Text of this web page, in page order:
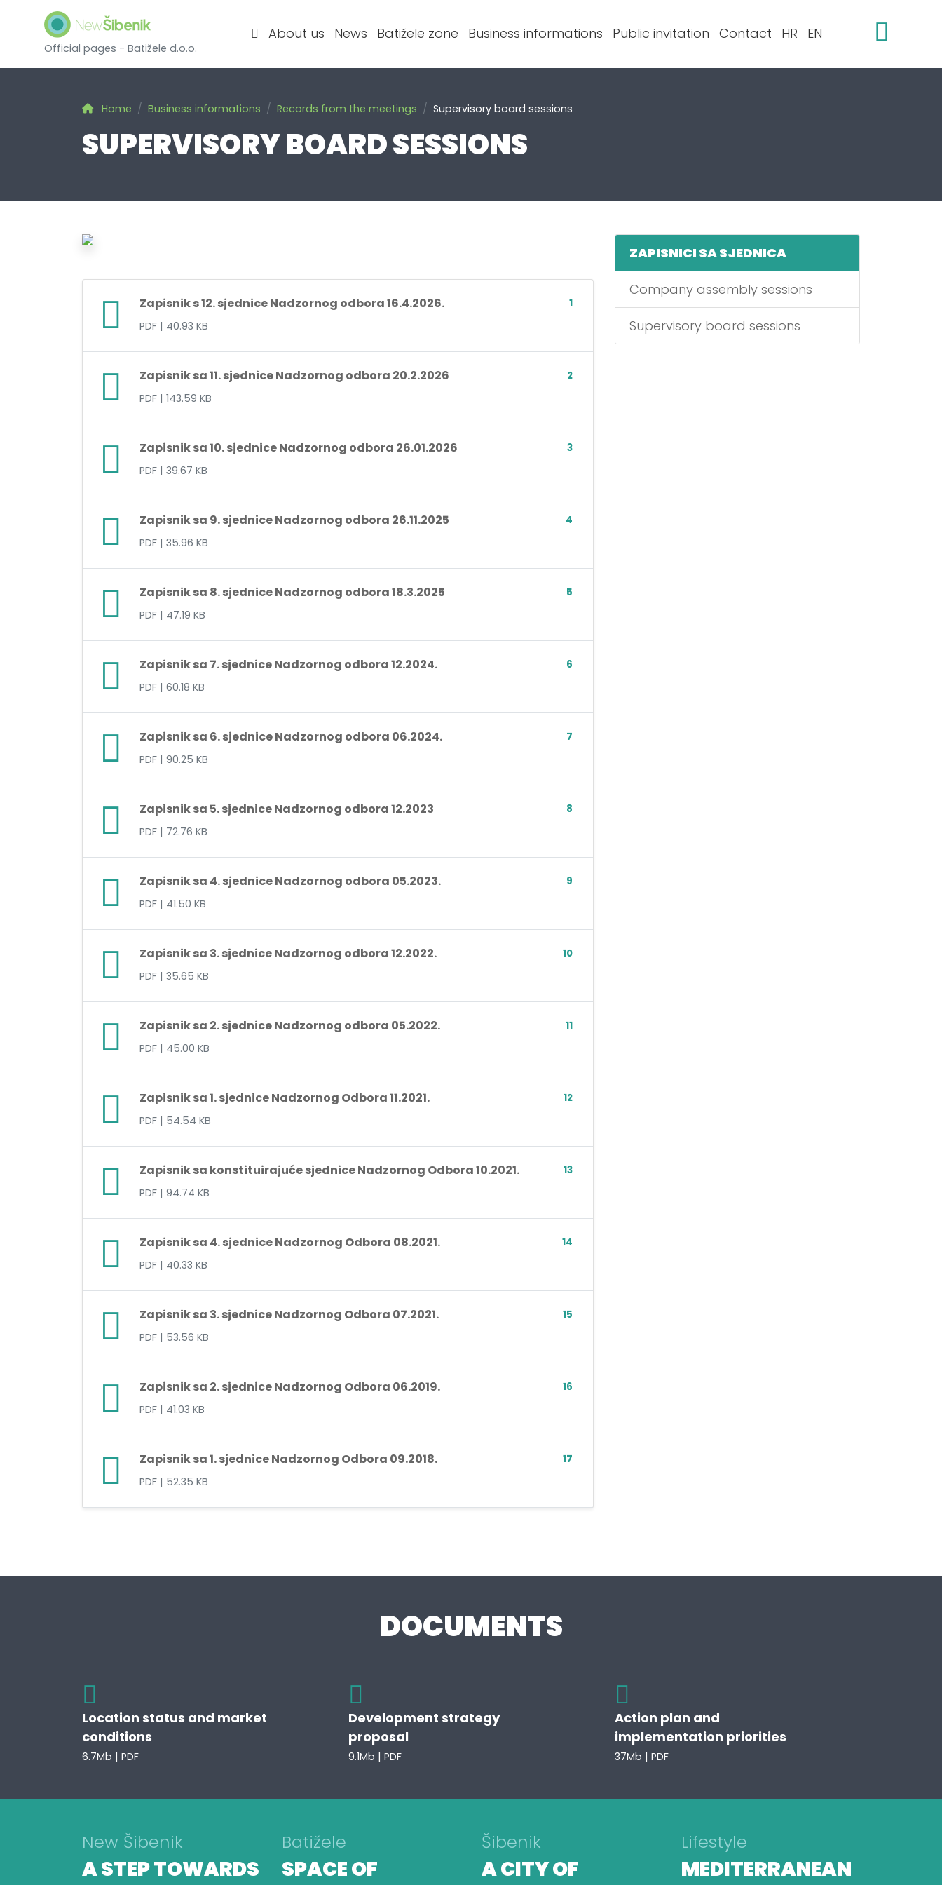
Official pages - Batižele d.o.o.
About us News Batižele zone Business informations Public invitation Contact HR EN
Home Business informations Records from the meetings Supervisory board sessions
SUPERVISORY BOARD SESSIONS
1
Zapisnik s 12. sjednice Nadzornog odbora 16.4.2026.
PDF| 40.93 KB
2
Zapisnik sa 11. sjednice Nadzornog odbora 20.2.2026
PDF| 143.59 KB
3
Zapisnik sa 10. sjednice Nadzornog odbora 26.01.2026
PDF| 39.67 KB
4
Zapisnik sa 9. sjednice Nadzornog odbora 26.11.2025
PDF| 35.96 KB
5
Zapisnik sa 8. sjednice Nadzornog odbora 18.3.2025
PDF| 47.19 KB
6
Zapisnik sa 7. sjednice Nadzornog odbora 12.2024.
PDF| 60.18 KB
7
Zapisnik sa 6. sjednice Nadzornog odbora 06.2024.
PDF| 90.25 KB
8
Zapisnik sa 5. sjednice Nadzornog odbora 12.2023
PDF| 72.76 KB
9
Zapisnik sa 4. sjednice Nadzornog odbora 05.2023.
PDF| 41.50 KB
10
Zapisnik sa 3. sjednice Nadzornog odbora 12.2022.
PDF| 35.65 KB
11
Zapisnik sa 2. sjednice Nadzornog odbora 05.2022.
PDF| 45.00 KB
12
Zapisnik sa 1. sjednice Nadzornog Odbora 11.2021.
PDF| 54.54 KB
13
Zapisnik sa konstituirajuće sjednice Nadzornog Odbora 10.2021.
PDF| 94.74 KB
14
Zapisnik sa 4. sjednice Nadzornog Odbora 08.2021.
PDF| 40.33 KB
15
Zapisnik sa 3. sjednice Nadzornog Odbora 07.2021.
PDF| 53.56 KB
16
Zapisnik sa 2. sjednice Nadzornog Odbora 06.2019.
PDF| 41.03 KB
17
Zapisnik sa 1. sjednice Nadzornog Odbora 09.2018.
PDF| 52.35 KB
ZAPISNICI SA SJEDNICA
Company assembly sessions
Supervisory board sessions
DOCUMENTS
Location status and market
conditions
6.7Mb | PDF
Development strategy
proposal
9.1Mb | PDF
Action plan and
implementation priorities
37Mb | PDF
New Šibenik
A STEP TOWARDS
Batižele
SPACE OF
Šibenik
A CITY OF
Lifestyle
MEDITERRANEAN